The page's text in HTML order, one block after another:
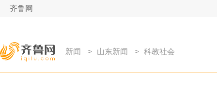
齐鲁网
新闻 > 山东新闻 > 科教社会